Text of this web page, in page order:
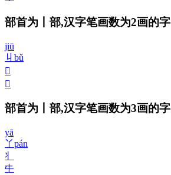
部首为丨部,汉字笔画数为2画的字
jiū
丩 bǔ
𠁡
𠁢
部首为丨部,汉字笔画数为3画的字
yā
丫pán
丬
㐄